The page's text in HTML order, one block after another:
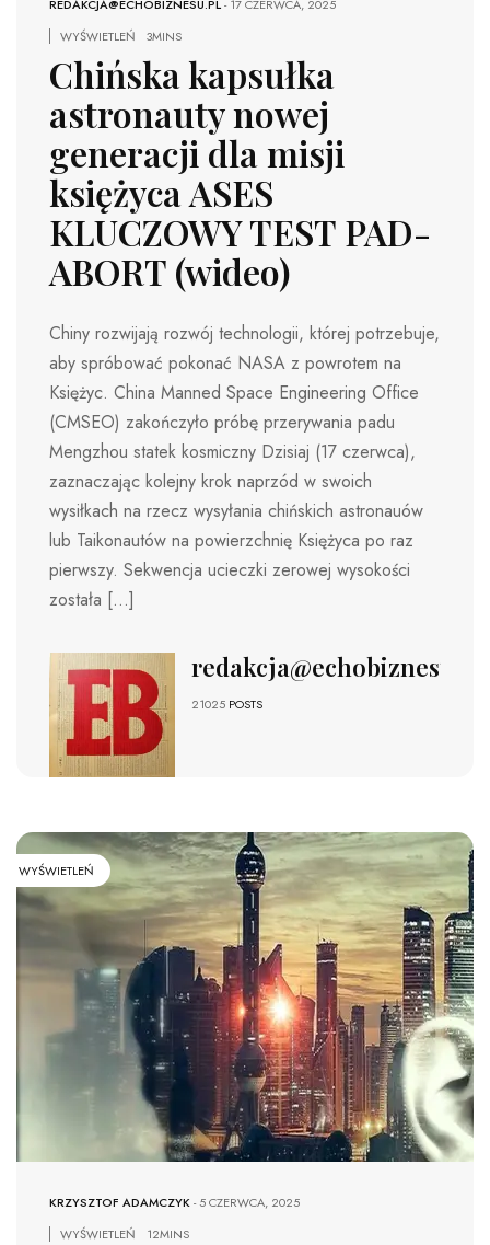
REDAKCJA@ECHOBIZNESU.PL-17 CZERWCA, 2025
WYŚWIETLEŃ
3MINS
Chińska kapsułka
astronauty nowej
generacji dla misji
księżyca ASES
KLUCZOWY TEST PAD-
ABORT (wideo)
Chiny rozwijają rozwój technologii, której potrzebuje,
aby spróbować pokonać NASA z powrotem na
Księżyc. China Manned Space Engineering Office
(CMSEO) zakończyło próbę przerywania padu
Mengzhou statek kosmiczny Dzisiaj (17 czerwca),
zaznaczając kolejny krok naprzód w swoich
wysiłkach na rzecz wysyłania chińskich astronauów
lub Taikonautów na powierzchnię Księżyca po raz
pierwszy. Sekwencja ucieczki zerowej wysokości
została […]
redakcja@echobiznesu.pl
21025 POSTS
WYŚWIETLEŃ
KRZYSZTOF ADAMCZYK-5 CZERWCA, 2025
WYŚWIETLEŃ
12MINS